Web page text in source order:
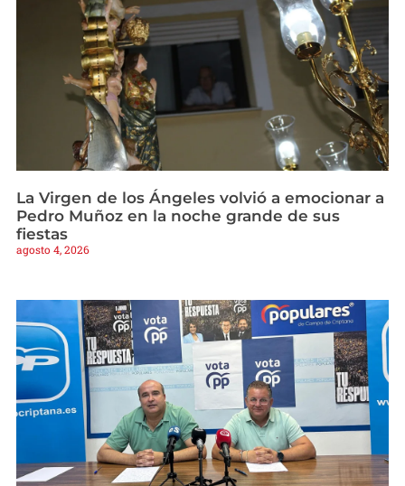
La Virgen de los Ángeles volvió a emocionar a
Pedro Muñoz en la noche grande de sus
fiestas
agosto 4, 2026